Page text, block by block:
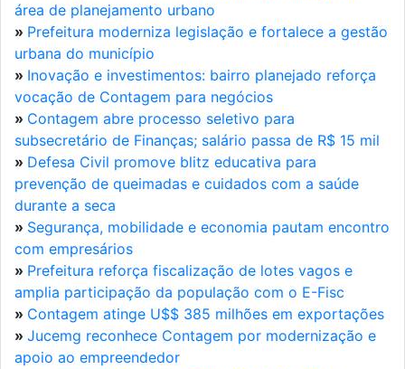
área de planejamento urbano
» Prefeitura moderniza legislação e fortalece a gestão
urbana do município
» Inovação e investimentos: bairro planejado reforça
vocação de Contagem para negócios
» Contagem abre processo seletivo para
subsecretário de Finanças; salário passa de R$ 15 mil
» Defesa Civil promove blitz educativa para
prevenção de queimadas e cuidados com a saúde
durante a seca
» Segurança, mobilidade e economia pautam encontro
com empresários
» Prefeitura reforça fiscalização de lotes vagos e
amplia participação da população com o E-Fisc
» Contagem atinge U$$ 385 milhões em exportações
» Jucemg reconhece Contagem por modernização e
apoio ao empreendedor